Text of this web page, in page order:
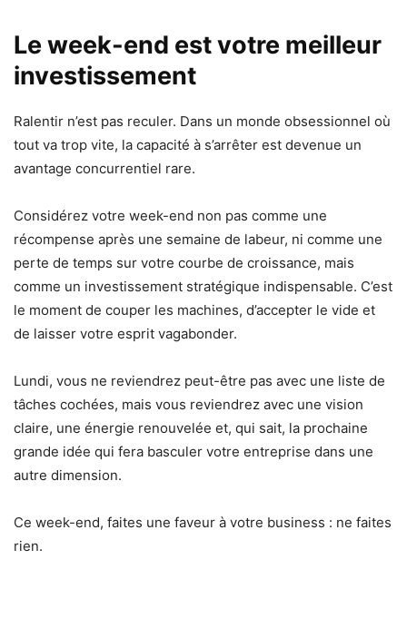
Le week-end est votre meilleur
investissement
Ralentir n’est pas reculer. Dans un monde obsessionnel où
tout va trop vite, la capacité à s’arrêter est devenue un
avantage concurrentiel rare.
Considérez votre week-end non pas comme une
récompense après une semaine de labeur, ni comme une
perte de temps sur votre courbe de croissance, mais
comme un investissement stratégique indispensable. C’est
le moment de couper les machines, d’accepter le vide et
de laisser votre esprit vagabonder.
Lundi, vous ne reviendrez peut-être pas avec une liste de
tâches cochées, mais vous reviendrez avec une vision
claire, une énergie renouvelée et, qui sait, la prochaine
grande idée qui fera basculer votre entreprise dans une
autre dimension.
Ce week-end, faites une faveur à votre business : ne faites
rien.